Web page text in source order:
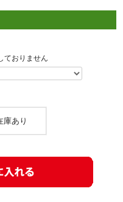
ておりません
庫あり